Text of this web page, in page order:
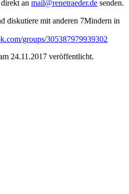
an mail@renetraeder.de senden.
diskutiere mit anderen 7Mindern in
groups/305387979939302
24.11.2017 veröffentlicht.